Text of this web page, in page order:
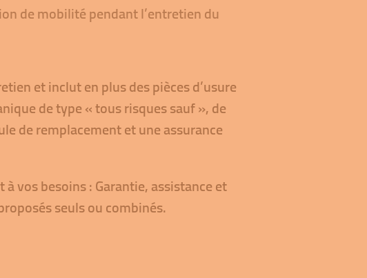
de mobilité pendant l’entretien du
et inclut en plus des pièces d’usure
de type « tous risques sauf », de
de remplacement et une assurance
vos besoins : Garantie, assistance et
seuls ou combinés.